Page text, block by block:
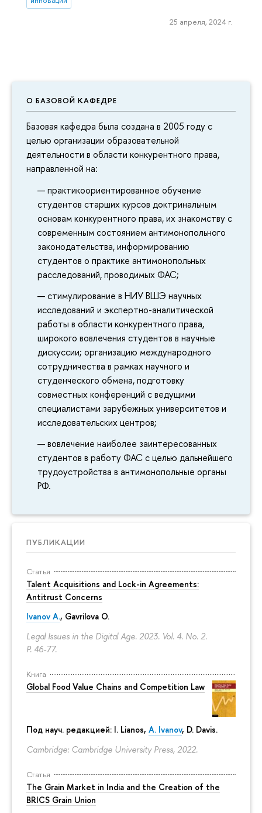
О БАЗОВОЙ КАФЕДРЕ
Базовая кафедра была создана в 2005 году с
целью организации образовательной
деятельности в области конкурентного права,
направленной на:
практикоориентированное обучение
студентов старших курсов доктринальным
основам конкурентного права, их знакомству с
современным состоянием антимонопольного
законодательства, информированию
студентов о практике антимонопольных
расследований, проводимых ФАС;
стимулирование в НИУ ВШЭ научных
исследований и экспертно-аналитической
работы в области конкурентного права,
широкого вовлечения студентов в научные
дискуссии; организацию международного
сотрудничества в рамках научного и
студенческого обмена, подготовку
совместных конференций с ведущими
специалистами зарубежных университетов и
исследовательских центров;
вовлечение наиболее заинтересованных
студентов в работу ФАС с целью дальнейшего
трудоустройства в антимонопольные органы
РФ.
ПУБЛИКАЦИИ
Статья
Talent Acquisitions and Lock-in Agreements:
Antitrust Concerns
Ivanov A., Gavrilova O.
Legal Issues in the Digital Age. 2023. Vol. 4. No. 2.
P. 46-77.
Книга
Global Food Value Chains and Competition Law
Под науч. редакцией: I. Lianos, A. Ivanov, D. Davis.
Cambridge: Cambridge University Press, 2022.
Статья
The Grain Market in India and the Creation of the
BRICS Grain Union
25 апреля, 2024 г.